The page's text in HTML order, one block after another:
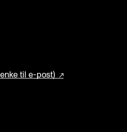
til e-post)